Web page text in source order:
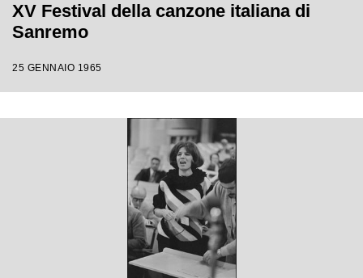
XV Festival della canzone italiana di
Sanremo
25 GENNAIO 1965